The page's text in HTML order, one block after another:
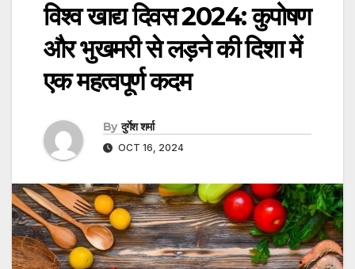
विश्व खाद्य दिवस 2024: कुपोषण
और भुखमरी से लड़ने की दिशा में
एक महत्वपूर्ण कदम
By दुर्गेश शर्मा
OCT 16, 2024